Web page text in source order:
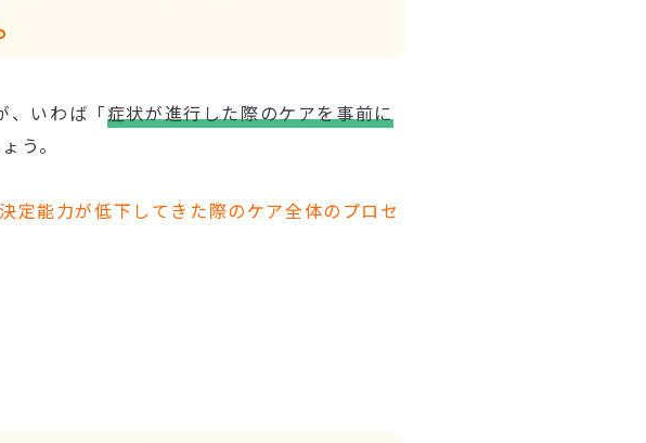
、いわば「症状が進行した際のケアを事前に
う。
定能力が低下してきた際のケア全体のプロセ